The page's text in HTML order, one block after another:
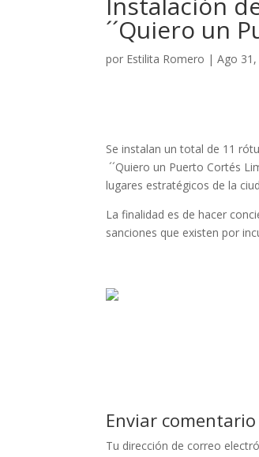
´´Quiero un
por Estilita Romero |Ago
Se instalan un total de 11
´´Quiero un Puerto Cortés
lugares estratégicos de la
La finalidad es de hacer
sanciones que existen por